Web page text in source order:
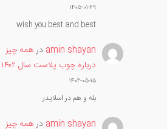
۱۴۰۵-۰۱-۲۹
wish you best and best
amin shayan درهمه چیز
درباره چوب پلاست سال ۱۴۰۲
۱۴۰۲-۰۵-۱۵
بله و هم در اسلایدر
amin shayan درهمه چیز